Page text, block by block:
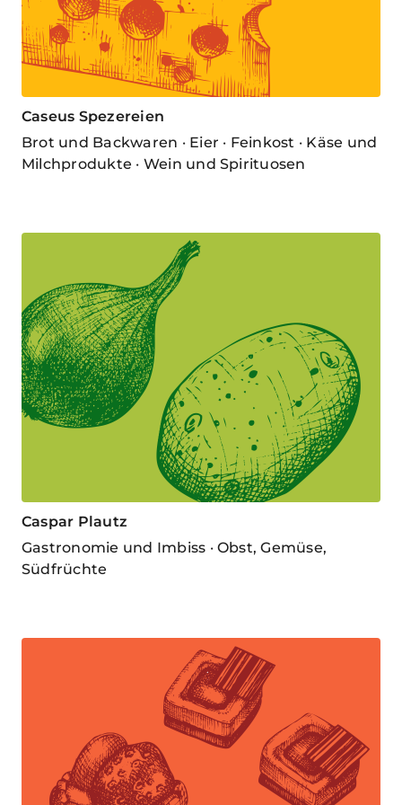
Caseus Spezereien
Brot und Backwaren · Eier · Feinkost · Käse und
Milchprodukte · Wein und Spirituosen
Caspar Plautz
Gastronomie und Imbiss · Obst, Gemüse,
Südfrüchte